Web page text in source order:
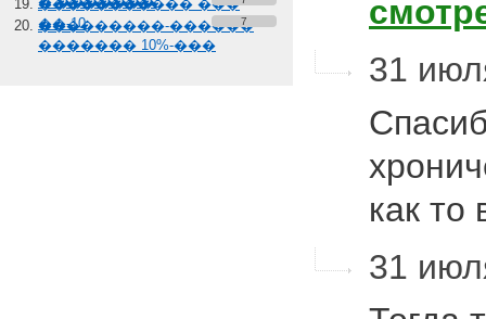
����������� ���
��-10
���������-������
������� 10%-���
7
31
как то
31